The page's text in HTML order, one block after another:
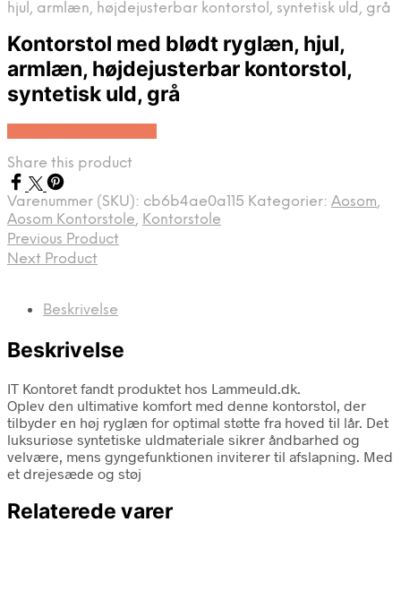
hjul, armlæn, højdejusterbar kontorstol, syntetisk uld, grå
Kontorstol med blødt ryglæn, hjul,
armlæn, højdejusterbar kontorstol,
syntetisk uld, grå
Share this product
Varenummer (SKU): cb6b4ae0a115 Kategorier: Aosom,
Aosom Kontorstole, Kontorstole
Previous Product
Next Product
Beskrivelse
Beskrivelse
IT Kontoret fandt produktet hos Lammeuld.dk.
Oplev den ultimative komfort med denne kontorstol, der
tilbyder en høj ryglæn for optimal støtte fra hoved til lår. Det
luksuriøse syntetiske uldmateriale sikrer åndbarhed og
velvære, mens gyngefunktionen inviterer til afslapning. Med
et drejesæde og støj
Relaterede varer